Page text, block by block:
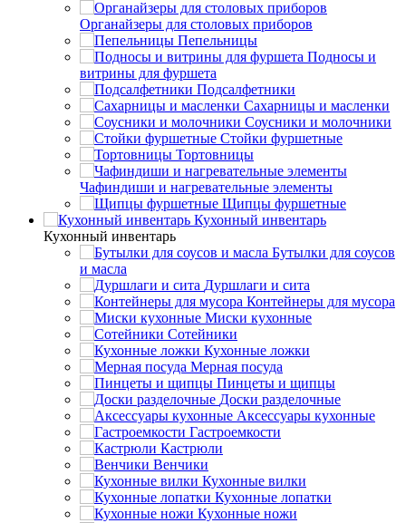
Органайзеры для столовых приборов
Пепельницы
Подносы и
витрины для фуршета
Подсалфетники
Сахарницы и масленки
Соусники и молочники
Стойки фуршетные
Тортовницы
Чафиндиши и нагревательные элементы
Щипцы фуршетные
Кухонный инвентарь
Кухонный инвентарь
Бутылки для соусов
и масла
Дуршлаги и сита
Контейнеры для мусора
Миски кухонные
Сотейники
Кухонные ложки
Мерная посуда
Пинцеты и щипцы
Доски разделочные
Аксессуары кухонные
Гастроемкости
Кастрюли
Венчики
Кухонные вилки
Кухонные лопатки
Кухонные ножи